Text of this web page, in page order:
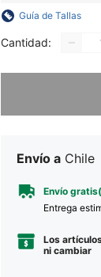
Guía de Tallas
Cantidad:
Lo sentimos, este
Envío a Chile
Envío
Entrega
Los
ni cambiar